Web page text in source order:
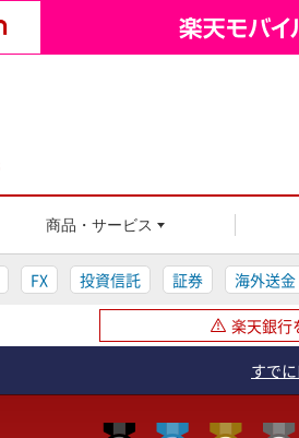
商品・サービス
FX 投資信託 証券 海外送金
楽天銀行
すで